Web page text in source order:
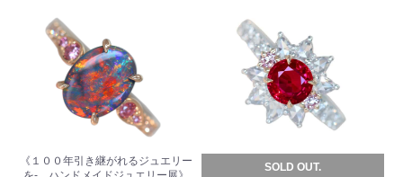
《１００年引き継がれるジュエリー
SOLD OUT.
カートへ進む